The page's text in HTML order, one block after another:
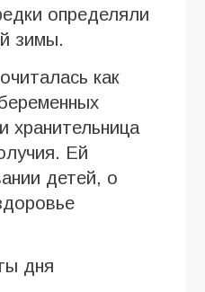
определяли
зимы.
как
хранительница
Ей
детей, о
дня